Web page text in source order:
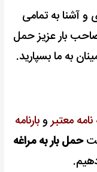
و آشنا به تمامی
بار عزیز حمل
به ما بسپارید.
معتبروبارنامه
حمل بار به مراغه